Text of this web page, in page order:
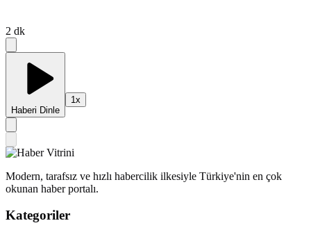
2 dk
Haberi Dinle
1x
Modern, tarafsız ve hızlı habercilik ilkesiyle Türkiye'nin en çok
okunan haber portalı.
Kategoriler